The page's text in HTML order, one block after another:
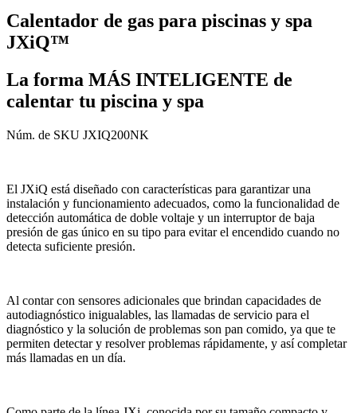
Calentador de gas para piscinas y spa
JXiQ™
La forma MÁS INTELIGENTE de
calentar tu piscina y spa
Núm. de SKU JXIQ200NK
El JXiQ está diseñado con características para garantizar una
instalación y funcionamiento adecuados, como la funcionalidad de
detección automática de doble voltaje y un interruptor de baja
presión de gas único en su tipo para evitar el encendido cuando no
detecta suficiente presión.
Al contar con sensores adicionales que brindan capacidades de
autodiagnóstico inigualables, las llamadas de servicio para el
diagnóstico y la solución de problemas son pan comido, ya que te
permiten detectar y resolver problemas rápidamente, y así completar
más llamadas en un día.